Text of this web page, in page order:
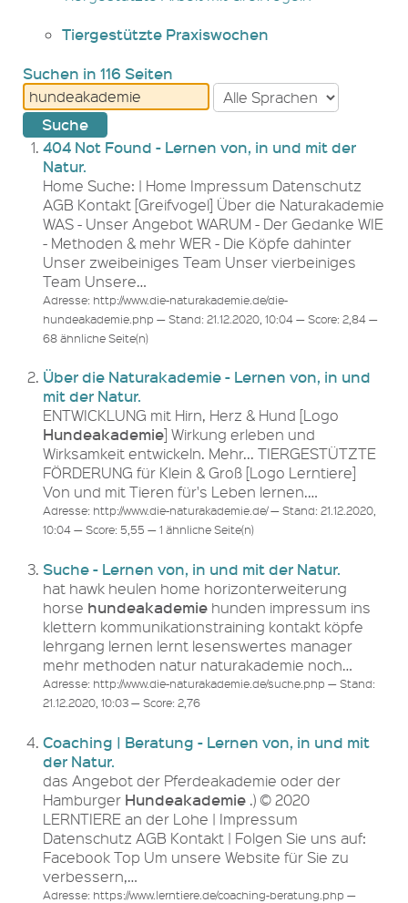
Tiergestützte Praxiswochen
Suchen in 116 Seiten
404 Not Found - Lernen von, in und mit der
Natur.
Home Suche: | Home Impressum Datenschutz
AGB Kontakt [Greifvogel] Über die Naturakademie
WAS - Unser Angebot WARUM - Der Gedanke WIE
- Methoden & mehr WER - Die Köpfe dahinter
Unser zweibeiniges Team Unser vierbeiniges
Team Unsere…
Adresse: http://www.die-naturakademie.de/die-
hundeakademie.php — Stand: 21.12.2020, 10:04 — Score: 2,84 —
68 ähnliche Seite(n)
Über die Naturakademie - Lernen von, in und
mit der Natur.
ENTWICKLUNG mit Hirn, Herz & Hund [Logo
Hundeakademie] Wirkung erleben und
Wirksamkeit entwickeln. Mehr... TIERGESTÜTZTE
FÖRDERUNG für Klein & Groß [Logo Lerntiere]
Von und mit Tieren für's Leben lernen.…
Adresse: http://www.die-naturakademie.de/ — Stand: 21.12.2020,
10:04 — Score: 5,55 — 1 ähnliche Seite(n)
Suche - Lernen von, in und mit der Natur.
hat hawk heulen home horizonterweiterung
horse hundeakademiehunden impressum ins
klettern kommunikationstraining kontakt köpfe
lehrgang lernen lernt lesenswertes manager
mehr methoden natur naturakademie noch…
Adresse: http://www.die-naturakademie.de/suche.php — Stand:
21.12.2020, 10:03 — Score: 2,76
Coaching | Beratung - Lernen von, in und mit
der Natur.
das Angebot der Pferdeakademie oder der
Hamburger Hundeakademie.) © 2020
LERNTIERE an der Lohe | Impressum
Datenschutz AGB Kontakt | Folgen Sie uns auf:
Facebook Top Um unsere Website für Sie zu
verbessern,…
Adresse: https://www.lerntiere.de/coaching-beratung.php —